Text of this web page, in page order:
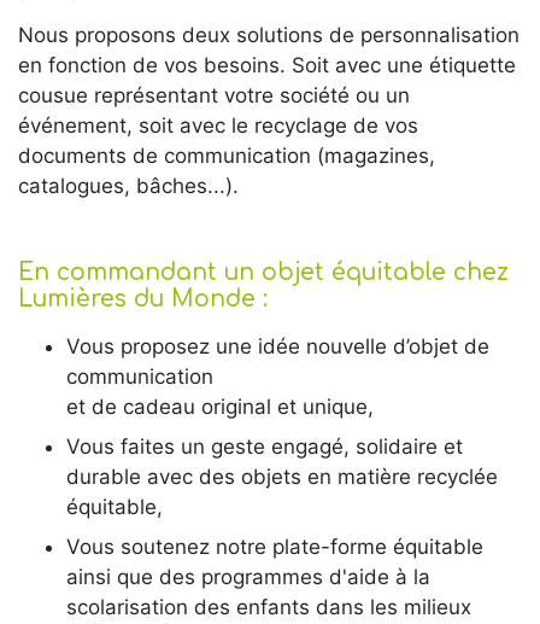
Nous proposons deux solutions de personnalisation
en fonction de vos besoins. Soit avec une étiquette
cousue représentant votre société ou un
événement, soit avec le recyclage de vos
documents de communication (magazines,
catalogues, bâches...).
En commandant un objet équitable chez
Lumières du Monde :
Vous proposez une idée nouvelle d’objet de
communication
et de cadeau original et unique,
Vous faites un geste engagé, solidaire et
durable avec des objets en matière recyclée
équitable,
Vous soutenez notre plate-forme équitable
ainsi que des programmes d'aide à la
scolarisation des enfants dans les milieux